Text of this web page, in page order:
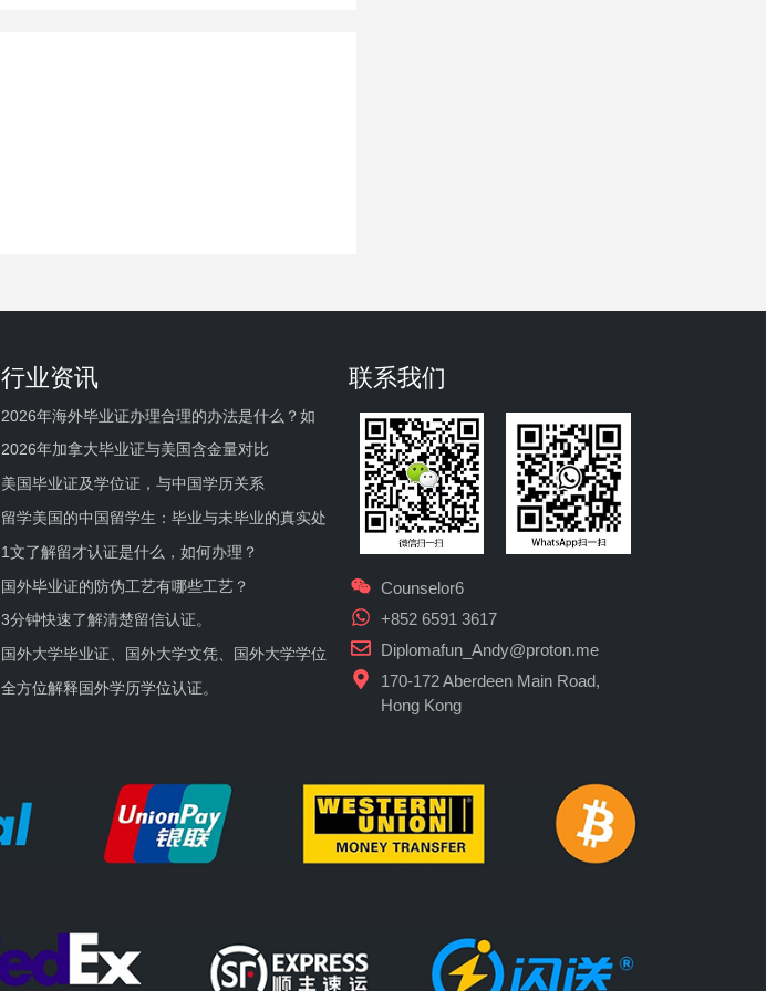
行业资讯
2026年海外毕业证办理合理的办法是什么？如
2026年加拿大毕业证与美国含金量对比
美国毕业证及学位证，与中国学历关系
留学美国的中国留学生：毕业与未毕业的真实处
1文了解留才认证是什么，如何办理？
国外毕业证的防伪工艺有哪些工艺？
3分钟快速了解清楚留信认证。
国外大学毕业证、国外大学文凭、国外大学学位
全方位解释国外学历学位认证。
联系我们
Counselor6
+852 6591 3617
Diplomafun_Andy@proton.me
170-172 Aberdeen Main Road,
Hong Kong